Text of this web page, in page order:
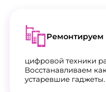
Ремонтируем
цифровой техники
Восстанавливаем
устаревшие гаджеты.